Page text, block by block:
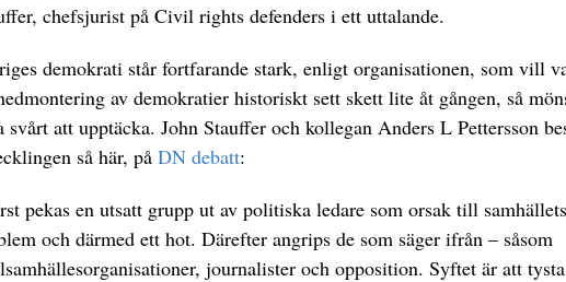
chefsjurist på Civil rights defenders i ett uttalande.
demokrati står fortfarande stark, enligt organisationen, som vill
av demokratier historiskt sett skett lite åt gången, så
svårt att upptäcka. John Stauffer och kollegan Anders L Pettersson
så här, på DN debatt:
pekas en utsatt grupp ut av politiska ledare som orsak till samhällets
och därmed ett hot. Därefter angrips de som säger ifrån – såsom
journalister och opposition. Syftet är att